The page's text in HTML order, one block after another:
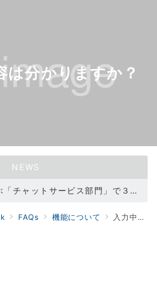
は分かりますか？
NEWS
M-Talk、経営者が選ぶ「チャットサービス部門」で３冠を達成！（2021/11/11）
ル（2021/05/31）
FAQs 機能について 入力中の内容は分かりますか？